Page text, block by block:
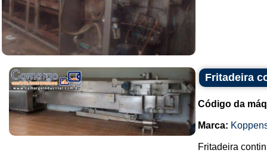
Fritadeira
Código da
Marca:
Fritadeira